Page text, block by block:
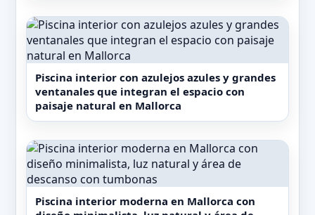
televisión de pantalla plana. Cada una dispone
de baño privado con bidet, ropa de cama y
toallas, además de hervidor. Algunas
habitaciones cuentan con balcón y otras
ofrecen vistas al mar, ampliando las opciones
para disfrutar de Mallorca desde diferentes
perspectivas. La ubicación del hotel facilita la
práctica de actividades al aire libre como
senderismo y ciclismo, con servicio de alquiler
de bicicletas disponible para los huéspedes.
Piscina interior con azulejos azules y grandes
ventanales que integran el espacio con
paisaje natural en Mallorca
Piscina interior moderna en Mallorca con